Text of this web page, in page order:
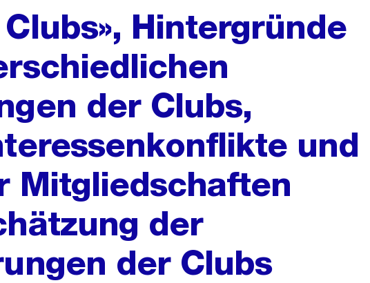
Hintergründe
der Clubs,
und
Mitgliedschaften
der
der Clubs